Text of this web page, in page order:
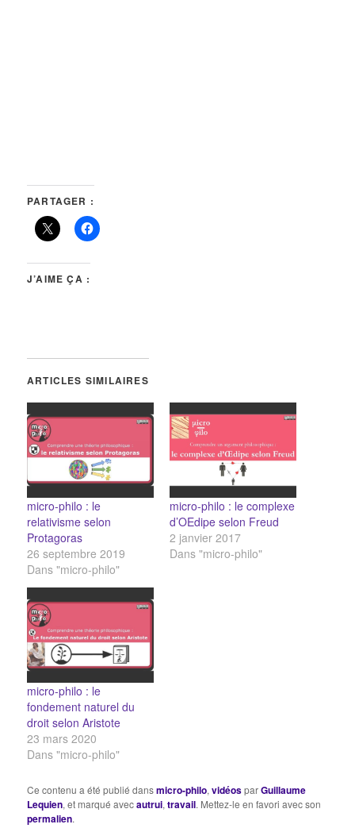
PARTAGER :
J’AIME ÇA :
ARTICLES SIMILAIRES
micro-philo : le
relativisme selon
Protagoras
26 septembre 2019
Dans "micro-philo"
micro-philo : le complexe
d’OEdipe selon Freud
2 janvier 2017
Dans "micro-philo"
micro-philo : le
fondement naturel du
droit selon Aristote
23 mars 2020
Dans "micro-philo"
Ce contenu a été publié dansmicro-philo,vidéosparGuillaume
Lequien, et marqué avecautrui,travail. Mettez-le en favori avec son
permalien.